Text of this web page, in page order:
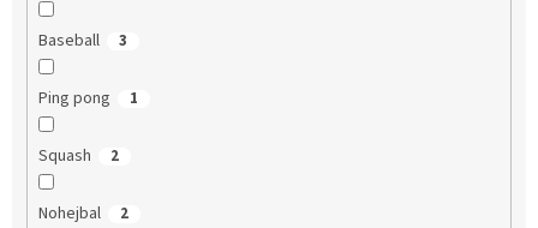
Baseball 3
Ping pong 1
Squash 2
Nohejbal 2